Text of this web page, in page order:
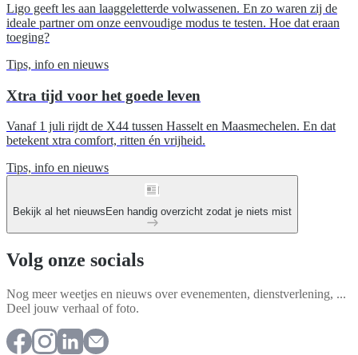
Ligo geeft les aan laaggeletterde volwassenen. En zo waren zij de
ideale partner om onze eenvoudige modus te testen. Hoe dat eraan
toeging?
Tips, info en nieuws
Xtra tijd voor het goede leven
Vanaf 1 juli rijdt de X44 tussen Hasselt en Maasmechelen. En dat
betekent xtra comfort, ritten én vrijheid.
Tips, info en nieuws
Bekijk al het nieuws Een handig overzicht zodat je niets mist
Volg onze socials
Nog meer weetjes en nieuws over evenementen, dienstverlening, ...
Deel jouw verhaal of foto.